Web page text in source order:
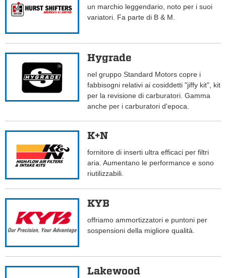
un marchio leggendario, noto per i suoi
variatori. Fa parte di B & M.
Hygrade
nel gruppo Standard Motors copre i
fabbisogni relativi ai cosiddetti "jiffy kit", kit
per la revisione di carburatori. Gamma
anche per i carburatori d'epoca.
K+N
fornitore di inserti ultra efficaci per filtri
aria. Aumentano le performance e sono
riutilizzabili.
KYB
offriamo ammortizzatori e puntoni per
sospensioni della migliore qualità.
Lakewood